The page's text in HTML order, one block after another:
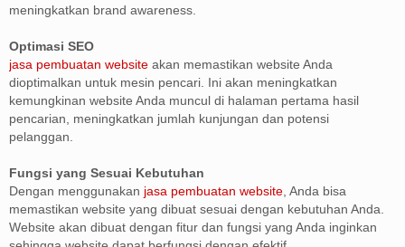
meningkatkan brand awareness.
Optimasi SEO
jasa pembuatan website akan memastikan website Anda
dioptimalkan untuk mesin pencari. Ini akan meningkatkan
kemungkinan website Anda muncul di halaman pertama hasil
pencarian, meningkatkan jumlah kunjungan dan potensi
pelanggan.
Fungsi yang Sesuai Kebutuhan
Dengan menggunakan jasa pembuatan website , Anda bisa
memastikan website yang dibuat sesuai dengan kebutuhan Anda.
Website akan dibuat dengan fitur dan fungsi yang Anda inginkan